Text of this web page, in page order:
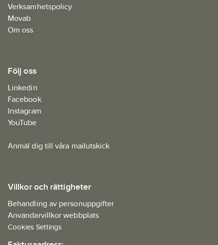
Verksamhetspolicy
Movab
Om oss
Följ oss
Linkedin
Facebook
Instagram
YouTube
Anmäl dig till våra mailutskick
Villkor och rättigheter
Behandling av personuppgifter
Användarvillkor webbplats
Cookies Settings